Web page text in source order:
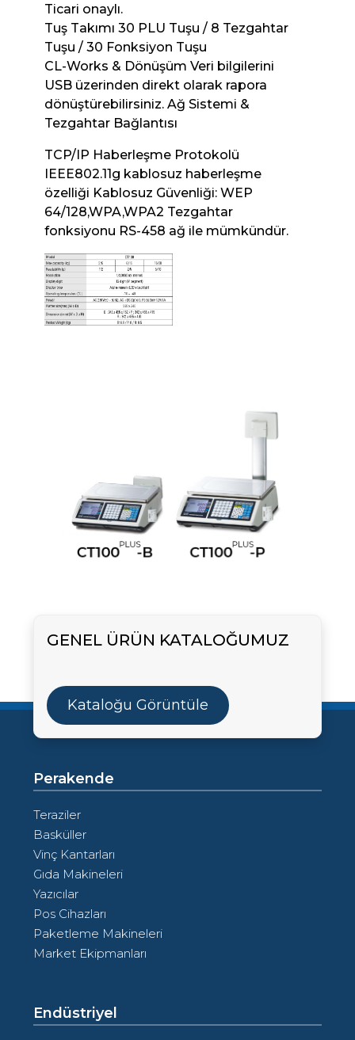
Ticari onaylı.
Tuş Takımı 30 PLU Tuşu / 8 Tezgahtar
Tuşu / 30 Fonksiyon Tuşu
CL-Works & Dönüşüm Veri bilgilerini
USB üzerinden direkt olarak rapora
dönüştürebilirsiniz. Ağ Sistemi &
Tezgahtar Bağlantısı
TCP/IP Haberleşme Protokolü
IEEE802.11g kablosuz haberleşme
özelliği Kablosuz Güvenliği: WEP
64/128,WPA,WPA2 Tezgahtar
fonksiyonu RS-458 ağ ile mümkündür.
GENEL ÜRÜN KATALOĞUMUZ
Kataloğu Görüntüle
Perakende
Teraziler
Basküller
Vinç Kantarları
Gıda Makineleri
Yazıcılar
Pos Cihazları
Paketleme Makineleri
Market Ekipmanları
Endüstriyel